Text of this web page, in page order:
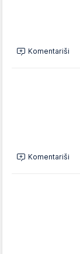
Komentariši
Komentariši